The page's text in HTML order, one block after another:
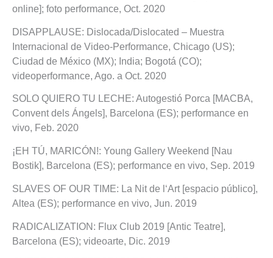
online]; foto performance, Oct. 2020
DISAPPLAUSE: Dislocada/Dislocated – Muestra
Internacional de Video-Performance, Chicago (US);
Ciudad de México (MX); India; Bogotá (CO);
videoperformance, Ago. a Oct. 2020
SOLO QUIERO TU LECHE: Autogestió Porca [MACBA,
Convent dels Ángels], Barcelona (ES); performance en
vivo, Feb. 2020
¡EH TÚ, MARICÓN!: Young Gallery Weekend [Nau
Bostik], Barcelona (ES); performance en vivo, Sep. 2019
SLAVES OF OUR TIME: La Nit de l‘Art [espacio público],
Altea (ES); performance en vivo, Jun. 2019
RADICALIZATION: Flux Club 2019 [Antic Teatre],
Barcelona (ES); videoarte, Dic. 2019